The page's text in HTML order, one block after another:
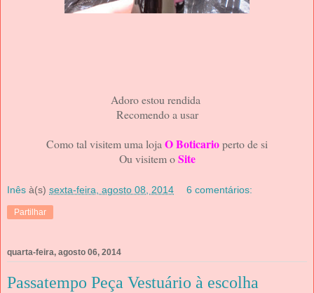
Adoro estou rendida
Recomendo a usar
Como tal visitem uma lojaO Boticarioperto de si
Ou visitem oSite
Inês à(s) sexta-feira, agosto 08, 2014 6 comentários:
Partilhar
quarta-feira, agosto 06, 2014
Passatempo Peça Vestuário à escolha